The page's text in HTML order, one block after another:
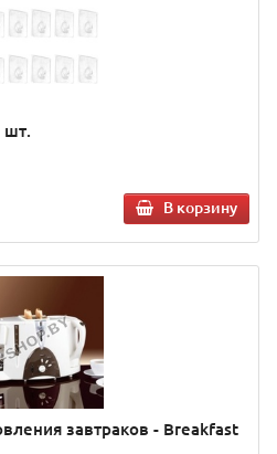
шт.
В корзину
завтраков - Breakfast